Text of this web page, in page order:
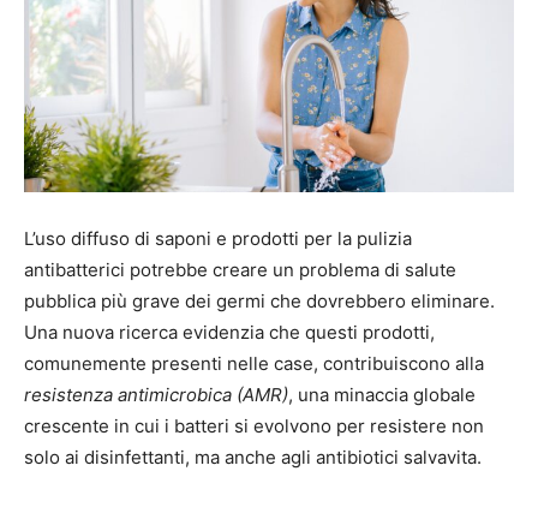
L’uso diffuso di saponi e prodotti per la pulizia
antibatterici potrebbe creare un problema di salute
pubblica più grave dei germi che dovrebbero eliminare.
Una nuova ricerca evidenzia che questi prodotti,
comunemente presenti nelle case, contribuiscono alla
resistenza antimicrobica (AMR), una minaccia globale
crescente in cui i batteri si evolvono per resistere non
solo ai disinfettanti, ma anche agli antibiotici salvavita.